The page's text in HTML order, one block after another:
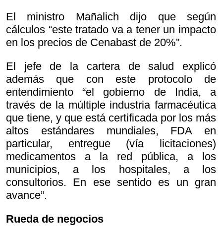
El ministro Mañalich dijo que según
cálculos “este tratado va a tener un impacto
en los precios de Cenabast de 20%”.
El jefe de la cartera de salud explicó
además que con este protocolo de
entendimiento “el gobierno de India, a
través de la múltiple industria farmacéutica
que tiene, y que está certificada por los más
altos estándares mundiales, FDA en
particular, entregue (vía licitaciones)
medicamentos a la red pública, a los
municipios, a los hospitales, a los
consultorios. En ese sentido es un gran
avance”.
Rueda de negocios